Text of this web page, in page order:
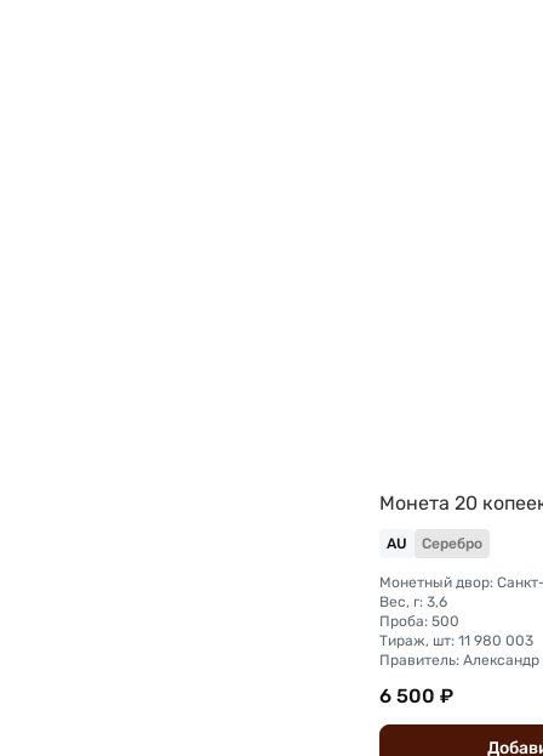
Монета 20
AU Серебро
Вес, г: 3,6
Проба: 500
Тираж, шт: 11 980 003
Правитель: Александр
6 500 ₽